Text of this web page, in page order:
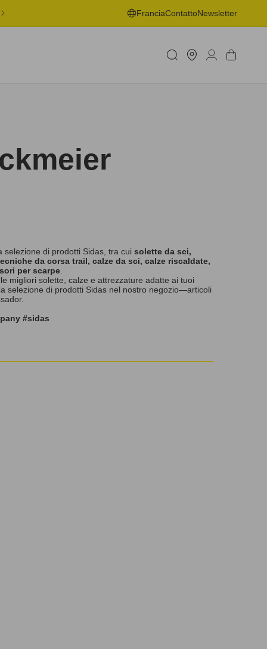
GRATUITA IN PUNTO DI RITIRO A PARTIRE DA 50€ -
MAGGIORI INFORMAZIONI
FranciaContattoNewsletter
Trova
negozioAccediCarrello
di prodotti Sidas, tra cui solette da sci,
da corsa trail, calze da sci, calze riscaldate,
per scarpe.
migliori solette, calze e attrezzature adatte ai tuoi
selezione di prodotti Sidas nel nostro negozio—articoli
#sidas